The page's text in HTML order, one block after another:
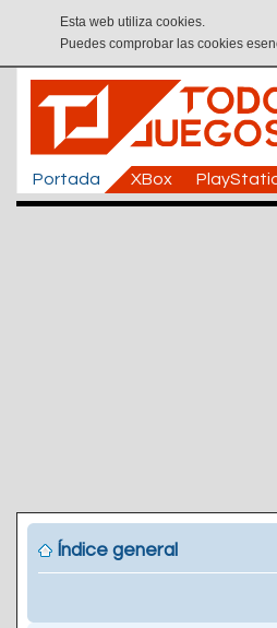
Esta web utiliza cookies.
Puedes comprobar las cookies
Portada XBox
Índice general